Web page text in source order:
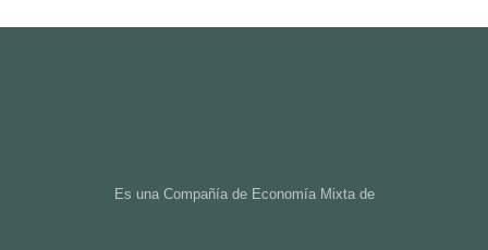
Es una Compañía de Economía Mixta de